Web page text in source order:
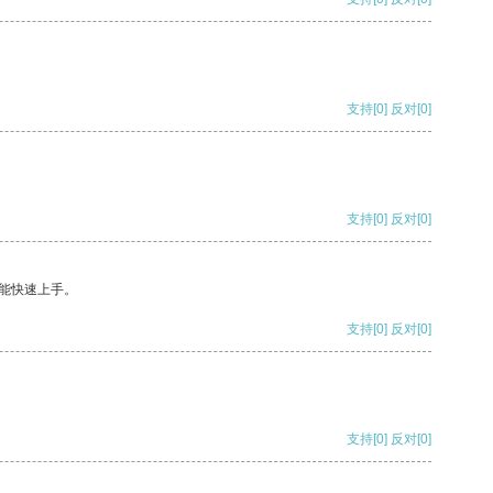
支持[0] 反对[0]
支持[0] 反对[0]
快速上手。
支持[0] 反对[0]
支持[0] 反对[0]